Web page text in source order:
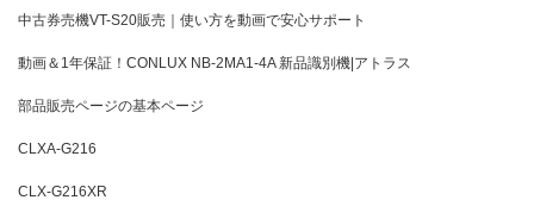
中古券売機VT-S20販売｜使い方を動画で安心サポート
動画＆1年保証！CONLUX NB-2MA1-4A 新品識別機|アトラス
部品販売ページの基本ページ
CLXA-G216
CLX-G216XR